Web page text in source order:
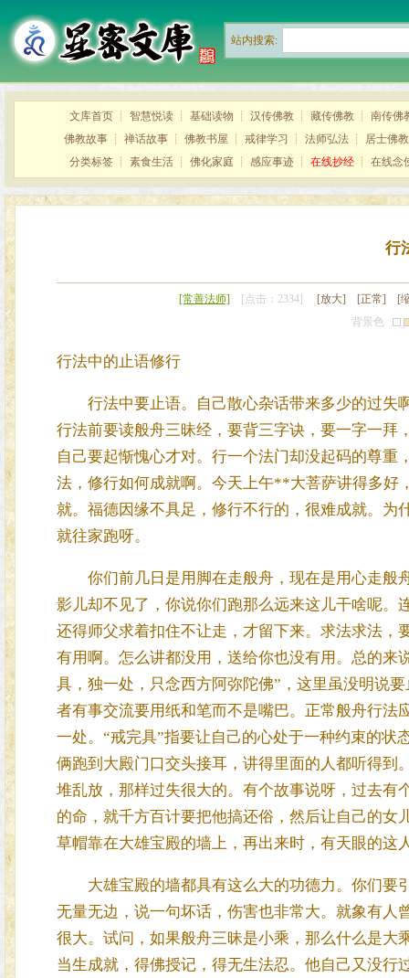
站内搜索:
文库首页 ┊ 智慧悦读 ┊ 基础读物 ┊ 汉传佛教 ┊ 藏传佛教 ┊ 南传佛
佛教故事 ┊ 禅话故事 ┊ 佛教书屋 ┊ 戒律学习 ┊ 法师弘法 ┊ 居士佛教
分类标签 ┊ 素食生活 ┊ 佛化家庭 ┊ 感应事迹 ┊ 在线抄经 ┊ 在线念
行
[常善法师] [点击：2334] [放大] [正常]
[
背景色
行法中的止语修行
行法中要止语。自己散心杂话带来多少的过失
行法前要读般舟三昧经，要背三字诀，要一字一拜
自己要起惭愧心才对。行一个法门却没起码的尊
法，修行如何成就啊。今天上午**大菩萨讲得多好
就。福德因缘不具足，修行不行的，很难成就。为
就往家跑呀。
你们前几日是用脚在走般舟，现在是用心走般
影儿却不见了，你说你们跑那么远来这儿干啥呢。
还得师父求着扣住不让走，才留下来。求法求法，
有用啊。怎么讲都没用，送给你也没有用。总的来
具，独一处，只念西方阿弥陀佛”，这里虽没明说
者有事交流要用纸和笔而不是嘴巴。正常般舟行法
一处。“戒完具”指要让自己的心处于一种约束的
俩跑到大殿门口交头接耳，讲得里面的人都听得到
堆乱放，那样过失很大的。有个故事说呀，过去有
的命，就千方百计要把他搞还俗，然后让自己的
草帽靠在大雄宝殿的墙上，再出来时，有天眼的这
大雄宝殿的墙都具有这么大的功德力。你们要
无量无边，说一句坏话，伤害也非常大。就象有人
很大。试问，如果般舟三昧是小乘，那么什么是
当生成就，得佛授记，得无生法忍。他自己又没